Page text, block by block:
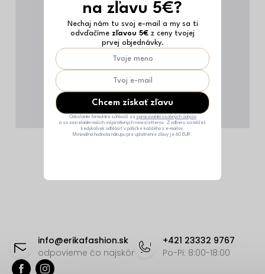
info@erikafashion.sk
odpovieme čo najskôr
+421 23332 9767
Po-Pi: 8:00-18:00
na zľavu 5€?
Nechaj nám tu svoj e-mail a my sa ti
odvďačíme zľavou 5€ z ceny tvojej
prvej objednávky.
Chcem získať zľavu
Odoslaním formulára súhlasíš sa spracovaním osobných údajov
a so zasielaním našich inšpiratívnych newsletterov. Z odberu sa môžeš
kedykoľvek odhlásiť v pätičke každého z e-mailov.
Minimálna hodnota nákupu pre uplatnenie zľavy je 60 EUR.